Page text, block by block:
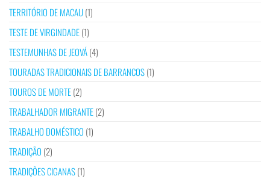
TERRITÓRIO DE MACAU(1)
TESTE DE VIRGINDADE(1)
TESTEMUNHAS DE JEOVÁ(4)
TOURADAS TRADICIONAIS DE BARRANCOS(1)
TOUROS DE MORTE(2)
TRABALHADOR MIGRANTE(2)
TRABALHO DOMÉSTICO (1)
TRADIÇÃO (2)
TRADIÇÕES CIGANAS(1)